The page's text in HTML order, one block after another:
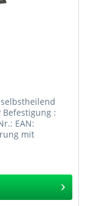
selbstheilend
Befestigung :
EAN:
mit